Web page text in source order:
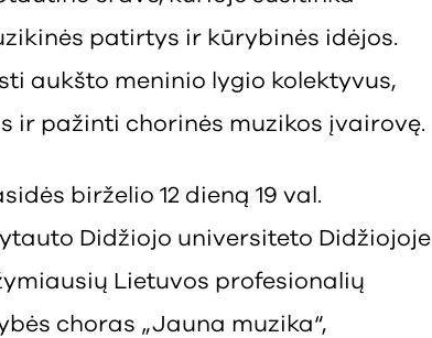
patirtys ir kūrybinės idėjos.
aukšto meninio lygio kolektyvus,
ir pažinti chorinės muzikos įvairovę.
birželio 12 dieną 19 val.
Didžiojo universiteto Didžiojoje
Lietuvos profesionalių
choras „Jauna muzika“,